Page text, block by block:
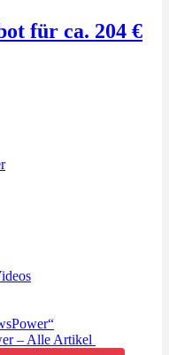
für ca. 204 €
– Alle Artikel